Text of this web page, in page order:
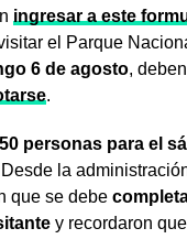
ingresar a este
el Parque
6 de agosto, deben
.
50 personas para el
la
que se debe
y recordaron que